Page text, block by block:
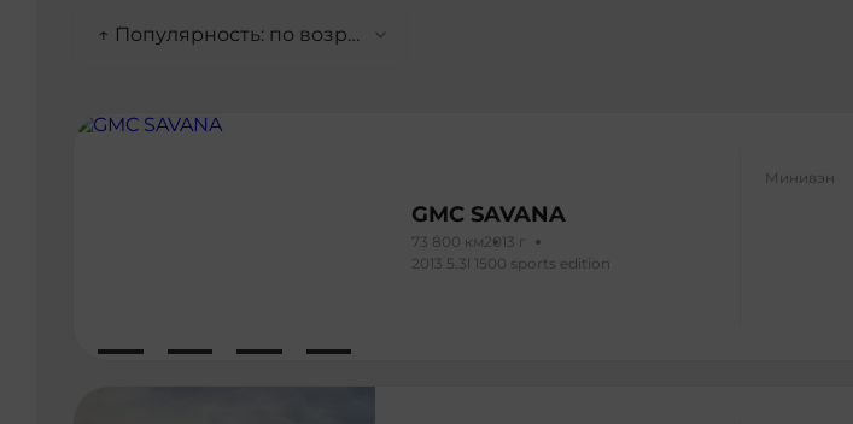
↑ Популярность: по возрастанию
GMC SAVANA
73 800 км2013 г
2013 5.3l 1500 sports edition
Минивэн